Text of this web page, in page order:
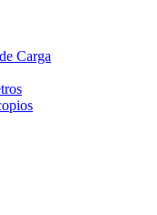
Carga